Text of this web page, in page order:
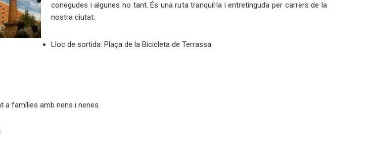
conegudes i algunes no tant. És una ruta tranquil·la i entretinguda per carrers de la
nostra ciutat.
Lloc de sortida: Plaça de la Bicicleta de Terrassa.
a famílies amb nens i nenes.